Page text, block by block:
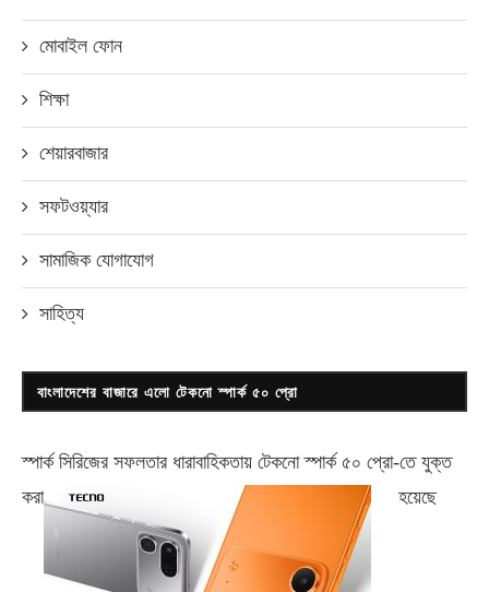
মোবাইল ফোন
শিক্ষা
শেয়ারবাজার
সফটওয়্যার
সামাজিক যোগাযোগ
সাহিত্য
বাংলাদেশের বাজারে এলো টেকনো স্পার্ক ৫০ প্রো
স্পার্ক সিরিজের সফলতার ধারাবাহিকতায় টেকনোস্পার্ক ৫০ প্রো-তে যুক্ত
করা
হয়েছে